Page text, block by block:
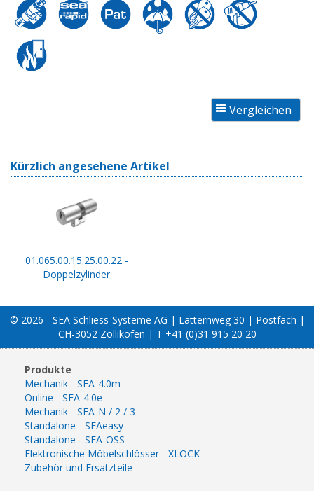
Kürzlich angesehene Artikel
01.065.00.15.25.00.22 -
Doppelzylinder
© 2026 - SEA Schliess-Systeme AG | Lätternweg 30 | Postfach |
CH-3052 Zollikofen | T +41 (0)31 915 20 20
Produkte
Mechanik - SEA-4.0m
Online - SEA-4.0e
Mechanik - SEA-N / 2 / 3
Standalone - SEAeasy
Standalone - SEA-OSS
Elektronische Möbelschlösser - XLOCK
Zubehör und Ersatzteile